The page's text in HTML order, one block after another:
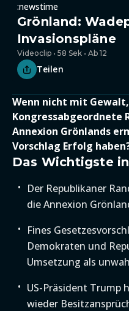
:newstime
Grönland:
Invasionspläne
Videoclip • 58 Sek • Ab 12
Teilen
Wenn nicht mit
Kongressabgeordnete
Annexion Grönlands
Vorschlag Erfolg
Das Wichtigste
Der Republikaner
die Annexion
Fines
Demokraten und
Umsetzung als
US-Präsident
wieder